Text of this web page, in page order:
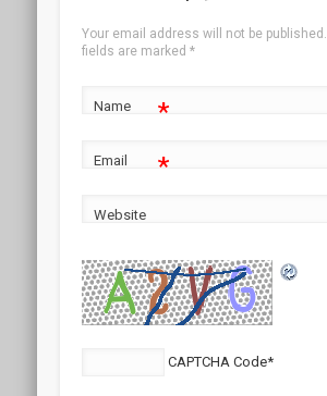
Your email address will not be published.
fields are marked *
Name *
Email *
Website
CAPTCHA Code*